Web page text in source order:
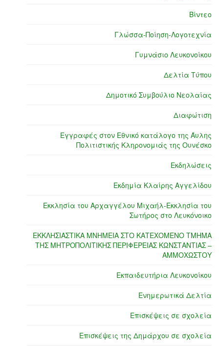
Βίντεο
Γλώσσα-Ποίηση-Λογοτεχνία
Γυμνάσιο Λευκονοίκου
Δελτία Τύπου
Δημοτικό Συμβούλιο Νεολαίας
Διαφώτιση
Εγγραφές στον Εθνικό κατάλογο της Άυλης
Πολιτιστικής Κληρονομιάς της Ουνέσκο
Εκδηλώσεις
Εκδημία Κλαίρης Αγγελίδου
Εκκλησία του Αρχαγγέλου Μιχαήλ-Εκκλησία του
Σωτήρος στο Λευκόνοικο
ΕΚΚΛΗΣΙΑΣΤΙΚΑ ΜΝΗΜΕΙΑ ΣΤΟ ΚΑΤΕΧΟΜΕΝΟ ΤΜΗΜΑ
ΤΗΣ ΜΗΤΡΟΠΟΛΙΤΙΚΗΣ ΠΕΡΙΦΕΡΕΙΑΣ ΚΩΝΣΤΑΝΤΙΑΣ –
ΑΜΜΟΧΩΣΤΟΥ
Εκπαιδευτήρια Λευκονοίκου
Ενημερωτικά Δελτία
Επισκέψεις σε σχολεία
Επισκέψεις της Δημάρχου σε σχολεία